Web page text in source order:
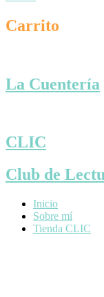
Carrito
La Cuentería
CLIC
Club de
Inicio
Sobre mí
Tienda CLIC